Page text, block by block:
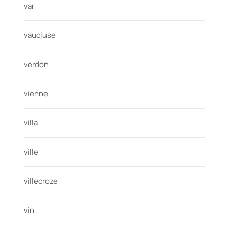
var
vaucluse
verdon
vienne
villa
ville
villecroze
vin